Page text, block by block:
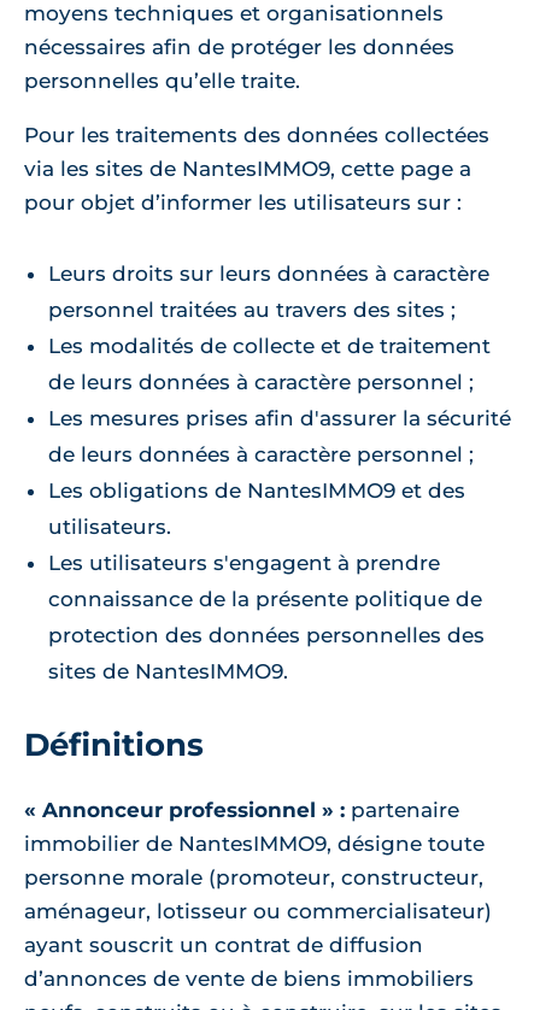
moyens techniques et organisationnels
nécessaires afin de protéger les données
personnelles qu’elle traite.
Pour les traitements des données collectées
via les sites de NantesIMMO9, cette page a
pour objet d’informer les utilisateurs sur :
Leurs droits sur leurs données à caractère
personnel traitées au travers des sites ;
Les modalités de collecte et de traitement
de leurs données à caractère personnel ;
Les mesures prises afin d'assurer la sécurité
de leurs données à caractère personnel ;
Les obligations de NantesIMMO9 et des
utilisateurs.
Les utilisateurs s'engagent à prendre
connaissance de la présente politique de
protection des données personnelles des
sites de NantesIMMO9.
Définitions
« Annonceur professionnel » : partenaire
immobilier de NantesIMMO9, désigne toute
personne morale (promoteur, constructeur,
aménageur, lotisseur ou commercialisateur)
ayant souscrit un contrat de diffusion
d’annonces de vente de biens immobiliers